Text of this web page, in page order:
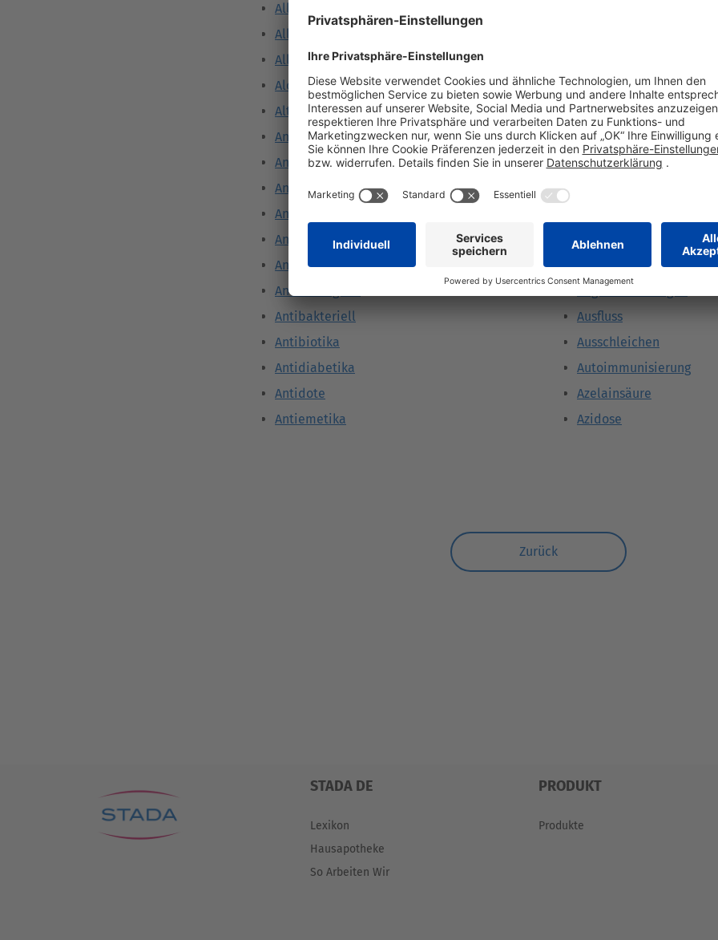
Allergie
Allergisierung
Allergologie
Alopezie
Altersflecken
Analgetika
Anämie
Anamnese
Aneurysma
Angina pectoris
Antiallergikum
Antiandrogene
Antibakteriell
Antibiotika
Antidiabetika
Antidote
Antiemetika
Arthritis
Arthrose
Arzneiform
Asepsis (aseptisch)
Atrophie
Atypisch
Augenverletzungen
Ausfluss
Ausschleichen
Autoimmunisierung
Azelainsäure
Azidose
Zurück
STADA DE
Lexikon
Hausapotheke
So Arbeiten Wir
PRODUKT
Produkte